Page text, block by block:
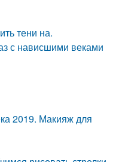
тени на.
с нависшими веками
2019. Макияж для